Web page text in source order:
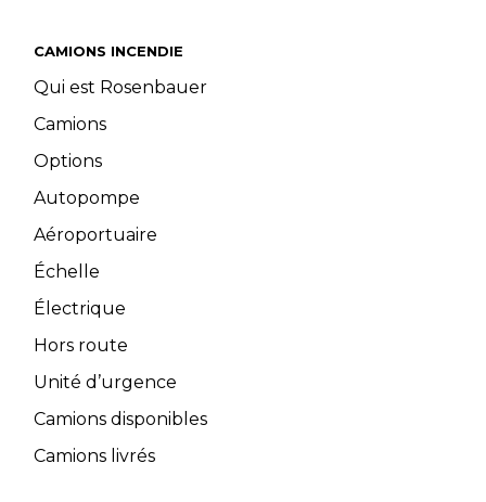
CAMIONS INCENDIE
Qui est Rosenbauer
Camions
Options
Autopompe
Aéroportuaire
Échelle
Électrique
Hors route
Unité d’urgence
Camions disponibles
Camions livrés